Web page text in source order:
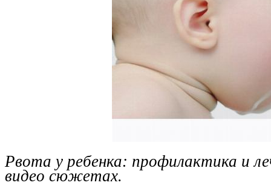
Рвота у ребенка: профилактика и
видео сюжетах.